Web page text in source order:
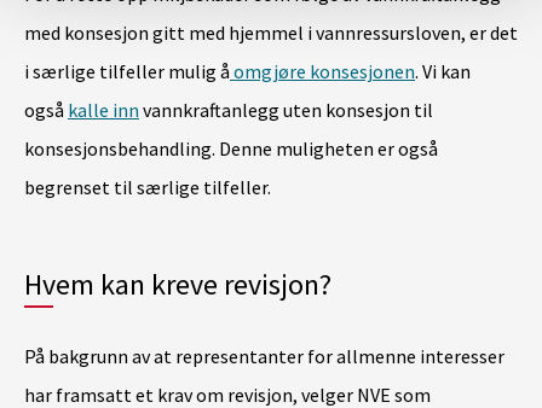
med konsesjon gitt med hjemmel i vannressursloven, er det
i særlige tilfeller mulig å omgjøre konsesjonen. Vi kan
også kalle inn vannkraftanlegg uten konsesjon til
konsesjonsbehandling. Denne muligheten er også
begrenset til særlige tilfeller.
Hvem kan kreve revisjon?
På bakgrunn av at representanter for allmenne interesser
har framsatt et krav om revisjon, velger NVE som